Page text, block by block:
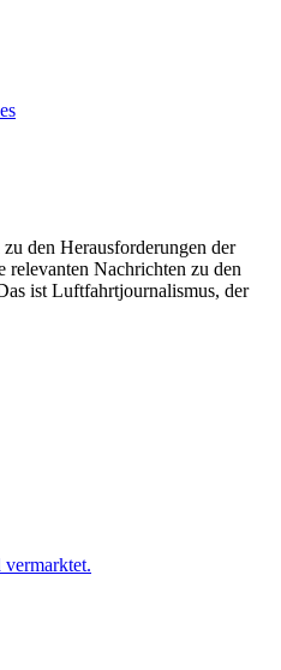
den Herausforderungen der
Nachrichten zu den
ist Luftfahrtjournalismus, der